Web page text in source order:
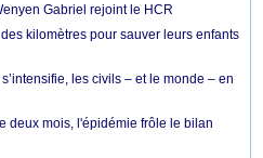
Gabriel rejoint le HCR
kilomètres pour sauver leurs enfants
les civils – et le monde – en
deux mois, l'épidémie frôle le bilan